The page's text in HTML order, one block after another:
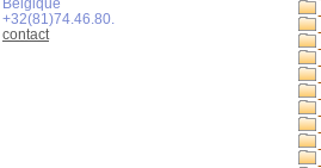
+32(81)74.46.80.
contact